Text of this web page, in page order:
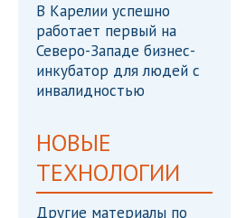
В Карелии успешно
работает первый на
Северо-Западе бизнес-
инкубатор для людей с
инвалидностью
НОВЫЕ
ТЕХНОЛОГИИ
Другие материалы по